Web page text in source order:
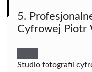
5.
Cyfrowej Piotr
Studio fotografii